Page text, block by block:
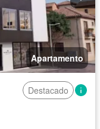
Apartamento
Destacado